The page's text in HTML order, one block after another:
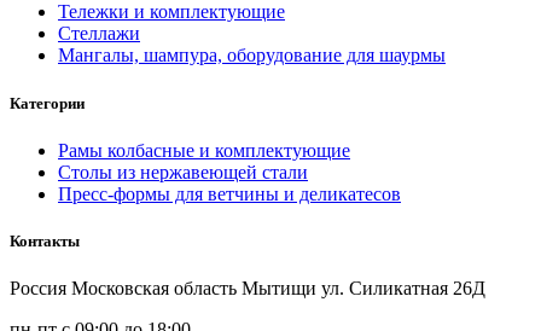
Тележки и комплектующие
Стеллажи
Мангалы, шампура, оборудование для шаурмы
Категории
Рамы колбасные и комплектующие
Столы из нержавеющей стали
Пресс-формы для ветчины и деликатесов
Контакты
Россия Московская область Мытищи ул. Силикатная 26Д